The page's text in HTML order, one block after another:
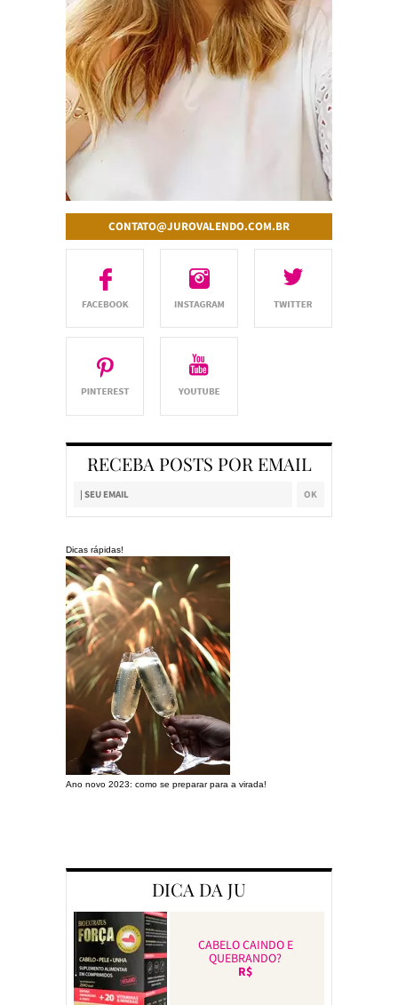
CONTATO@JUROVALENDO.COM.BR
RECEBA POSTS POR EMAIL
Dicas rápidas!
Ano novo 2023: como se preparar para a virada!
DICA DA JU
CABELO CAINDO E
QUEBRANDO?
R$